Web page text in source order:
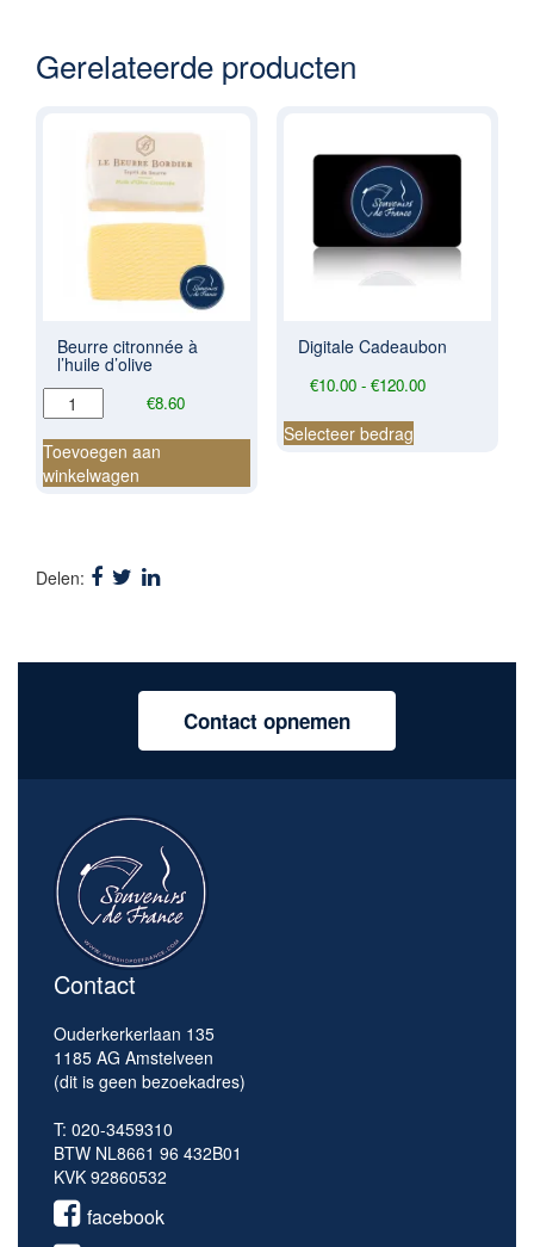
Gerelateerde producten
Beurre citronnée à
l’huile d’olive
€8.60
Beurre
citronnée
à
l'huile
d'olive
Toevoegen aan
winkelwagen
Digitale Cadeaubon
€10.00 - €120.00Prijsklasse:
Selecteer bedrag
Dit
product
Delen:
Contact opnemen
Contact
Ouderkerkerlaan 135
1185 AG Amstelveen
(dit is geen bezoekadres)
T: 020-3459310
BTW NL8661 96 432B01
KVK 92860532
facebook